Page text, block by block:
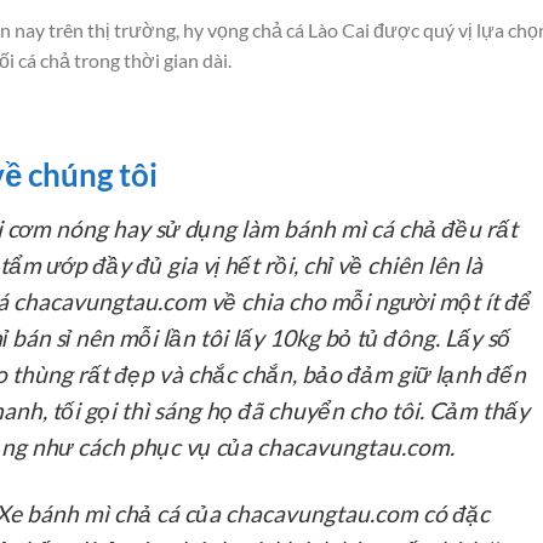
nay trên thị trường, hy vọng chả cá Lào Cai được quý vị lựa
cá chả trong thời gian dài.
chúng tôi
nóng hay sử dụng làm bánh mì cá chả đều rất
ướp đầy đủ gia vị hết rồi, chỉ về chiên lên là
chacavungtau.com về chia cho mỗi người một ít để
sỉ nên mỗi lần tôi lấy 10kg bỏ tủ đông. Lấy số
thùng rất đẹp và chắc chắn, bảo đảm giữ lạnh đến
tối gọi thì sáng họ đã chuyển cho tôi. Cảm thấy
như cách phục vụ của chacavungtau.com.
bánh mì chả cá của chacavungtau.com có đặc